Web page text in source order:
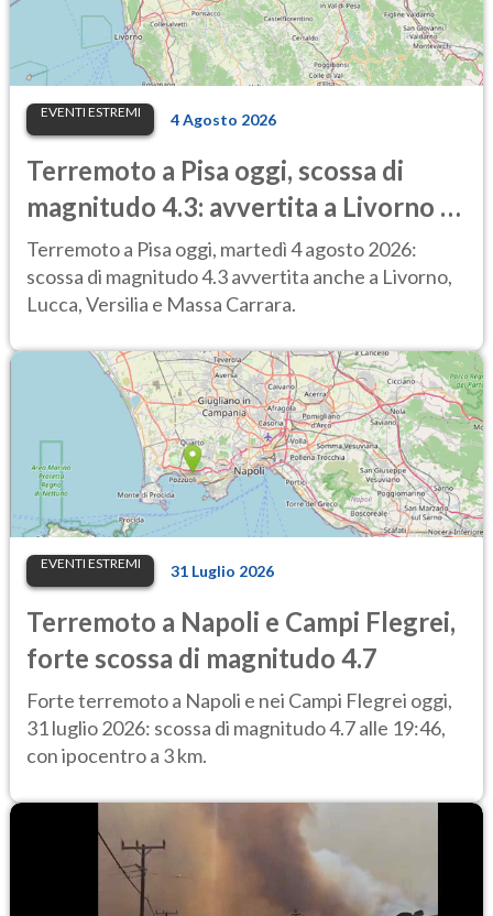
EVENTI ESTREMI 4 Agosto 2026
Terremoto a Pisa oggi, scossa di
magnitudo 4.3: avvertita a Livorno e
Lucca, treni sospesi
Terremoto a Pisa oggi, martedì 4 agosto 2026:
scossa di magnitudo 4.3 avvertita anche a Livorno,
Lucca, Versilia e Massa Carrara.
EVENTI ESTREMI 31 Luglio 2026
Terremoto a Napoli e Campi Flegrei,
forte scossa di magnitudo 4.7
Forte terremoto a Napoli e nei Campi Flegrei oggi,
31 luglio 2026: scossa di magnitudo 4.7 alle 19:46,
con ipocentro a 3 km.